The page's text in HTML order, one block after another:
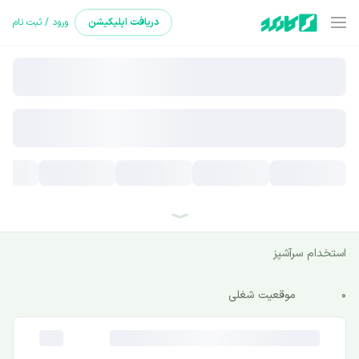
دریافت اپلیکیشن ورود / ثبت نام
استخدام سرآشپز
0 موقعیت شغلی